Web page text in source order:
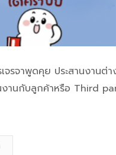
รจาพูดคุย ประสานงาน
านกับลูกค้าหรือ Third